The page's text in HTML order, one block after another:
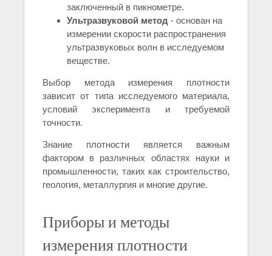
заключенный в пикнометре.
Ультразвуковой метод - основан на
измерении скорости распространения
ультразвуковых волн в исследуемом
веществе.
Выбор метода измерения плотности
зависит от типа исследуемого материала,
условий эксперимента и требуемой
точности.
Знание плотности является важным
фактором в различных областях науки и
промышленности, таких как строительство,
геология, металлургия и многие другие.
Приборы и методы
измерения плотности